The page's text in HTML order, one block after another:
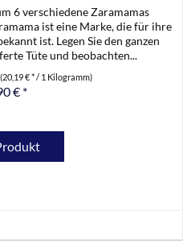
6 verschiedene Zaramamas
ist eine Marke, die für ihre
ist. Legen Sie den ganzen
Tüte und beobachten...
(20,19 € * / 1 Kilogramm)
€ *